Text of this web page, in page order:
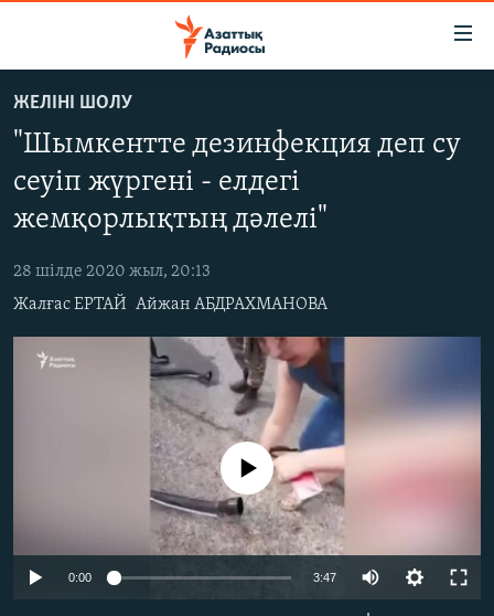
to
main
content
to
Navigation
Skip
to
Search
САЯСАТ
AZATTYQTV
ҚАҢТАР ОҚИҒАСЫ
АДАМ ҚҰҚЫҚТАРЫ
ӘЛЕУМЕТ
ӘЛЕМ
АРНАЙЫ ЖОБАЛАР
ЖЕЛІНІ ШОЛУ
"Шымкентте дезинфекция деп су
сеуіп жүргені - елдегі
жемқорлықтың дәлелі"
28 шілде 2020 жыл, 20:13
Жалғас ЕРТАЙ Айжан АБДРАХМАНОВА
No media source currently available
0:00 3:47